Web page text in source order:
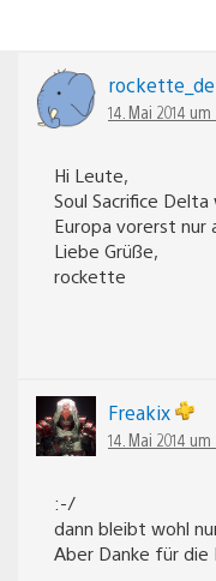
rockette_de
14. Mai 2014
Hi Leute,
Soul Sacrifice Delta
Europa vorerst nur
Liebe Grüße,
rockette
Freakix
14. Mai 2014 um
:-/
dann bleibt wohl
Aber Danke für die